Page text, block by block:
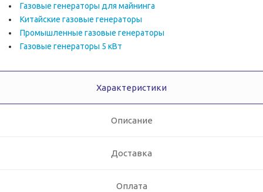
Газовые генераторы для майнинга
Китайские газовые генераторы
Промышленные газовые генераторы
Газовые генераторы 5 кВт
Характеристики
Описание
Доставка
Оплата